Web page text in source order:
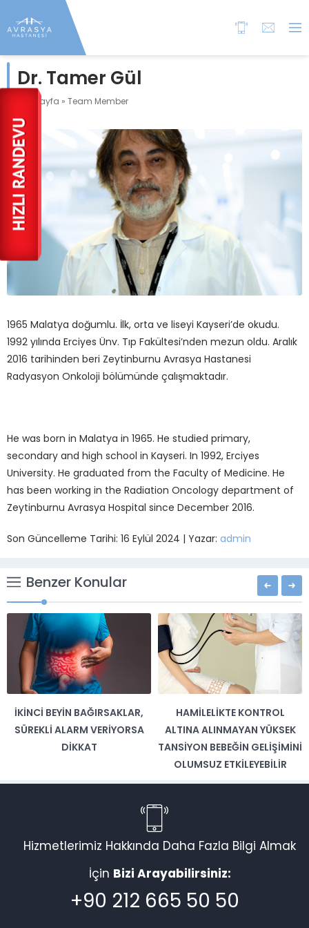
Dr. Tamer Gül
Anasayfa » Team Member
1965 Malatya doğumlu. İlk, orta ve liseyi Kayseri’de okudu.
1992 yılında Erciyes Ünv. Tıp Fakültesi’nden mezun oldu. Aralık
2016 tarihinden beri Zeytinburnu Avrasya Hastanesi
Radyasyon Onkoloji bölümünde çalışmaktadır.
He was born in Malatya in 1965. He studied primary,
secondary and high school in Kayseri. In 1992, Erciyes
University. He graduated from the Faculty of Medicine. He
has been working in the Radiation Oncology department of
Zeytinburnu Avrasya Hospital since December 2016.
Son Güncelleme Tarihi: 16 Eylül 2024 | Yazar: admin
Benzer Konular
İKINCI BEYIN BAĞIRSAKLAR,
SÜREKLI ALARM VERIYORSA
DIKKAT
HAMILELIKTE KONTROL
ALTINA ALINMAYAN YÜKSEK
TANSIYON BEBEĞIN GELIŞIMINI
OLUMSUZ ETKILEYEBILIR
Hizmetlerimiz Hakkında Daha Fazla Bilgi Almak
İçin Bizi Arayabilirsiniz:
+90 212 665 50 50